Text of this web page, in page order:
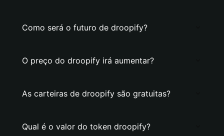
Como será o futuro de droopify?
O preço do droopify irá aumentar?
As carteiras de droopify são gratuitas?
Qual é o valor do token droopify?